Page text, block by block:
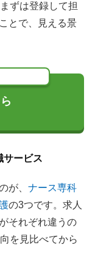
ずは登録して担
とで、見える景
サービス
が、 ナース専科
の3つです。求人
それぞれ違うの
を見比べてから